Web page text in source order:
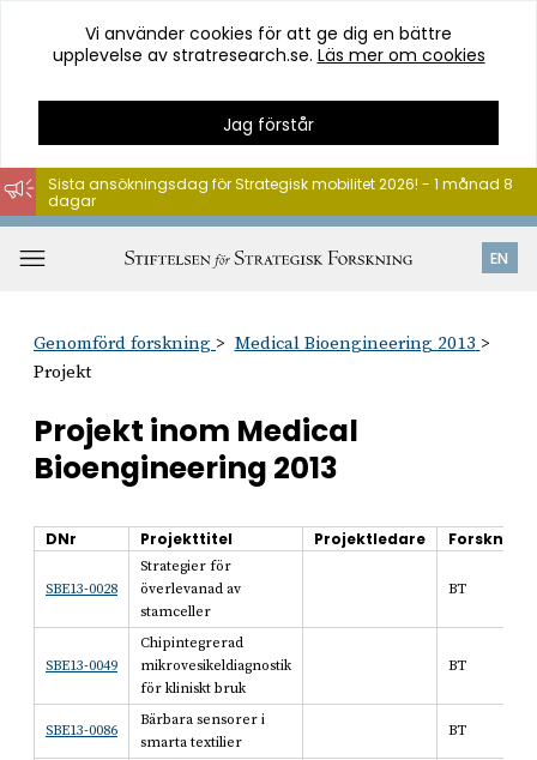
Hoppa
till
innehåll
Vi använder cookies för att ge dig en bättre
upplevelse av stratresearch.se. Läs mer om cookies
Jag förstår
EN
Sista ansökningsdag för Strategisk mobilitet 2026! - 1 månad 8
dagar
Genomförd forskning
Medical Bioengineering 2013
Projekt
Projekt inom Medical
Bioengineering 2013
DNr Projekttitel Projektledare
SBE13-0028
Strategier för
överlevanad av
stamceller
BT
SBE13-0049
Chipintegrerad
mikrovesikeldiagnostik
för kliniskt bruk
BT
SBE13-0086
Bärbara sensorer i
smarta textilier
BT